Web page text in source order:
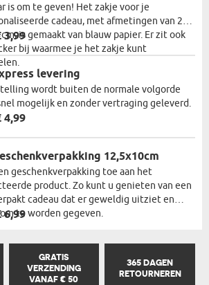
is om te geven! Het zakje voor je
cadeau, met afmetingen van 22 x
cm, is gemaakt van blauw papier. Er zit ook
bij waarmee je het zakje kunt
levering
wordt buiten de normale volgorde
mogelijk en zonder vertraging geleverd.
4,99
12,5x10cm
geschenkverpakking toe aan het
product. Zo kunt u genieten van een
cadeau dat er geweldig uitziet en
om te worden gegeven.
GRATIS
VERZENDING
VANAF € 50
365 DAGEN
RETOURNEREN